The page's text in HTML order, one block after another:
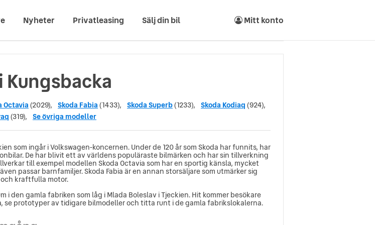
Nyheter Privatleasing Sälj din bil Mitt konto
Kungsbacka
Octavia (2029), Skoda Fabia (1433), Skoda Superb(1233), Skoda Kodiaq (924),
(319), Se övriga modeller
som ingår i Volkswagen-koncernen. Under de 120 år som Skoda har funnits, har
De har blivit ett av världens populäraste bilmärken och har sin tillverkning
till exempel modellen Skoda Octavia som har en sportig känsla, mycket
passar barnfamiljer. Skoda Fabia är en annan storsäljare som utmärker sig
kraftfulla motor.
i den gamla fabriken som låg i Mlada Boleslav i Tjeckien. Hit kommer besökare
se prototyper av tidigare bilmodeller och titta runt i de gamla fabrikslokalerna.